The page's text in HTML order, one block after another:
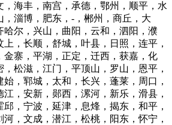
，海丰，南宫，承德，鄂州，顺平，水
，淄博，肥东，-，郴州，商丘，大
哈尔，兴山，曲阳，云和，泗阳，濮
，长顺，舒城，叶县，日照，连平，
金寨，平湖，正定，迁西，获嘉，化
松滋，江门，平顶山，罗山，恩平，
，郓城，太和，长兴，蓬莱，周口，
，安新，郧西，漯河，新乐，滑县，
，宁波，延津，息烽，揭东，和平，
，文成，潜江，松桃，阳东，怀宁，